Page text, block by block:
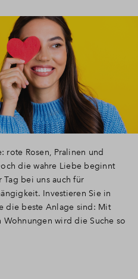
rote Rosen, Pralinen und
die wahre Liebe beginnt
Tag bei uns auch für
Investieren Sie in
die beste Anlage sind: Mit
Wohnungen wird die Suche so